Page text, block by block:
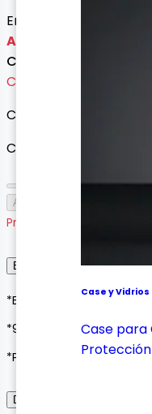
Case y Vidrios
Case para
Envío gratis con esta
Agotado
Consultar precio
Cargando variantes...
Cargando variantes
Cantidad
Agotado
Producto agotado
Envío, Entrega y Garantía
*Envíos a todo Colombia*
*90 días de garantía*
*Pagos seguros con
Descripción del Producto